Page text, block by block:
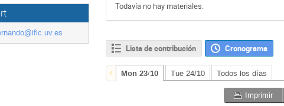
Todavía no hay materiales.
Lista de contribución Cronograma
Mon 23/10 Tue 24/10 Todos los días
Imprimir